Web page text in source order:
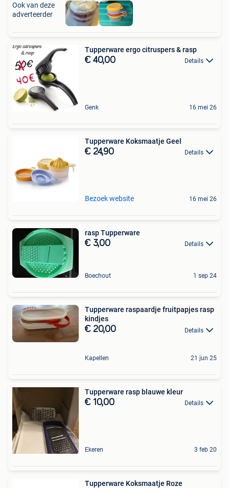
Ook van deze
adverteerder
Tupperware ergo citruspers & rasp
€ 40,00 Details
Genk 16 mei 26
Tupperware Koksmaatje Geel
€ 24,90 Details
Bezoek website 16 mei 26
rasp Tupperware
€ 3,00 Details
Boechout 1 sep 24
Tupperware raspaardje fruitpapjes rasp
kindjes
€ 20,00 Details
Kapellen 21 jun 25
Tupperware rasp blauwe kleur
€ 10,00 Details
Ekeren 3 feb 20
Tupperware Koksmaatje Roze